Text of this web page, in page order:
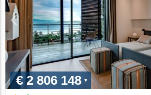
€ 2 806 148